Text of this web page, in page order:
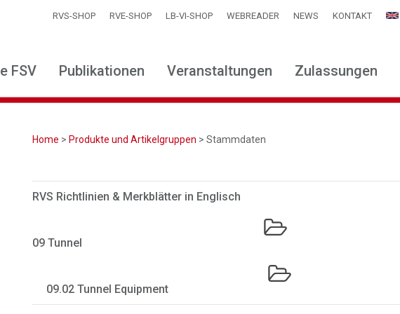
RVS-SHOP RVE-SHOP LB-VI-SHOP WEBREADER NEWS KONTAKT
FSV Publikationen Veranstaltungen Zulassungen
Home > Produkte und Artikelgruppen > Stammdaten
RVS Richtlinien & Merkblätter in Englisch
09 Tunnel
09.02 Tunnel Equipment